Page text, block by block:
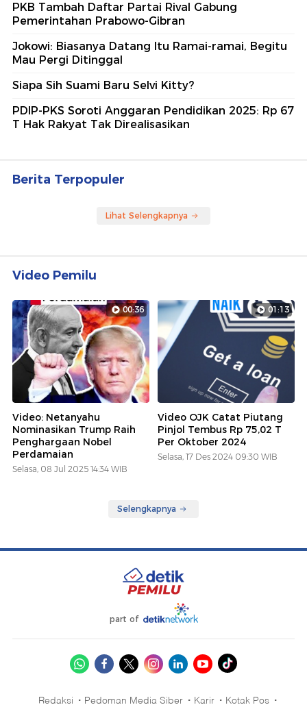
PKB Tambah Daftar Partai Rival Gabung
Pemerintahan Prabowo-Gibran
Jokowi: Biasanya Datang Itu Ramai-ramai, Begitu
Mau Pergi Ditinggal
Siapa Sih Suami Baru Selvi Kitty?
PDIP-PKS Soroti Anggaran Pendidikan 2025: Rp 67
T Hak Rakyat Tak Direalisasikan
Berita Terpopuler
Lihat Selengkapnya
Video Pemilu
00:36
Video: Netanyahu
Nominasikan Trump Raih
Penghargaan Nobel
Perdamaian
Selasa, 08 Jul 2025 14:34 WIB
01:13
Video OJK Catat Piutang
Pinjol Tembus Rp 75,02 T
Per Oktober 2024
Selasa, 17 Des 2024 09:30 WIB
Selengkapnya
part of
Redaksi Pedoman Media Siber Karir Kotak Pos